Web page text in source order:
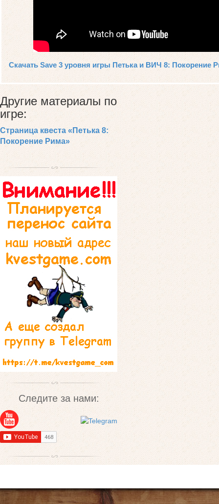
Скачать Save 3 уровня игры Петька и ВИЧ 8: Покорение
Другие материалы по
игре:
Страница квеста «Петька 8:
Покорение Рима»
Следите за нами: